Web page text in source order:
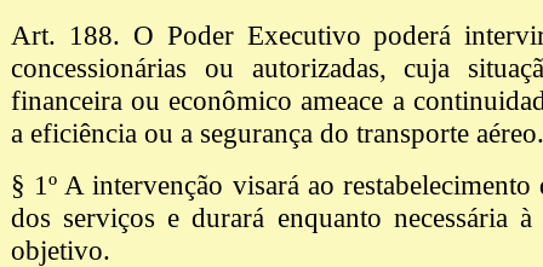
Art. 188. O Poder Executivo poderá
concessionárias ou autorizadas, cuja
financeira ou econômico ameace a
a eficiência ou a segurança do transporte aéreo.
§ 1º A intervenção visará ao
dos serviços e durará enquanto necessária à
objetivo.